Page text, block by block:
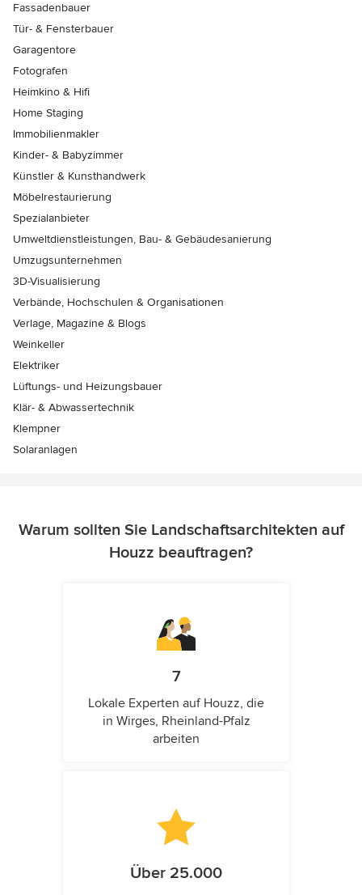
Fassadenbauer
Tür- & Fensterbauer
Garagentore
Fotografen
Heimkino & Hifi
Home Staging
Immobilienmakler
Kinder- & Babyzimmer
Künstler & Kunsthandwerk
Möbelrestaurierung
Spezialanbieter
Umweltdienstleistungen, Bau- & Gebäudesanierung
Umzugsunternehmen
3D-Visualisierung
Verbände, Hochschulen & Organisationen
Verlage, Magazine & Blogs
Weinkeller
Elektriker
Lüftungs- und Heizungsbauer
Klär- & Abwassertechnik
Klempner
Solaranlagen
Warum sollten Sie Landschaftsarchitekten auf
Houzz beauftragen?
7
Lokale Experten auf Houzz, die
in Wirges, Rheinland-Pfalz
arbeiten
Über 25.000